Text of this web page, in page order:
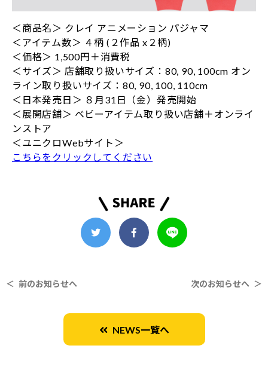
＜商品名＞ クレイ アニメーション パジャマ
＜アイテム数＞ ４柄 (２作品 x２柄)
＜価格＞ 1,500円＋消費税
＜サイズ＞ 店舗取り扱いサイズ：80, 90, 100cm オン
ライン取り扱いサイズ：80, 90, 100, 110cm
＜日本発売日＞ ８月31日（金）発売開始
＜展開店舗＞ ベビーアイテム取り扱い店舗＋オンライ
ンストア
＜ユニクロWebサイト＞
こちらをクリックしてください
＜ 前のお知らせへ 次のお知らせへ ＞
NEWS一覧へ